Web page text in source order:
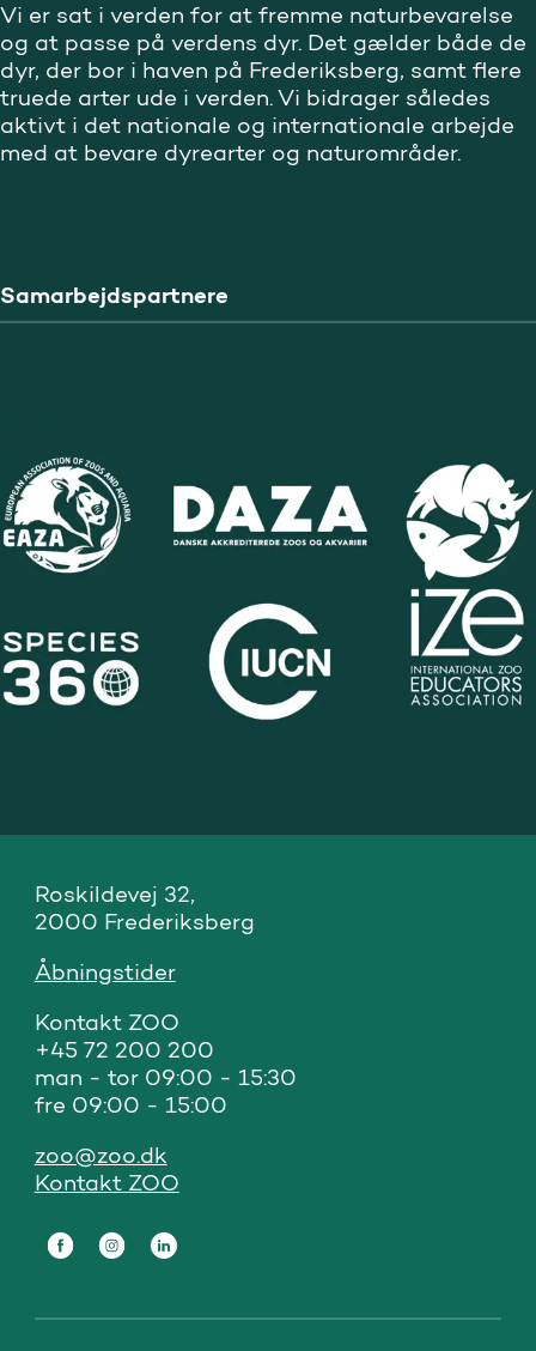
Vi er sat i verden for at fremme naturbevarelse
og at passe på verdens dyr. Det gælder både de
dyr, der bor i haven på Frederiksberg, samt flere
truede arter ude i verden. Vi bidrager således
aktivt i det nationale og internationale arbejde
med at bevare dyrearter og naturområder.
Samarbejdspartnere
Roskildevej 32,
2000 Frederiksberg
Åbningstider
Kontakt ZOO
+45 72 200 200
man - tor 09:00 - 15:30
fre 09:00 - 15:00
zoo@zoo.dk
Kontakt ZOO